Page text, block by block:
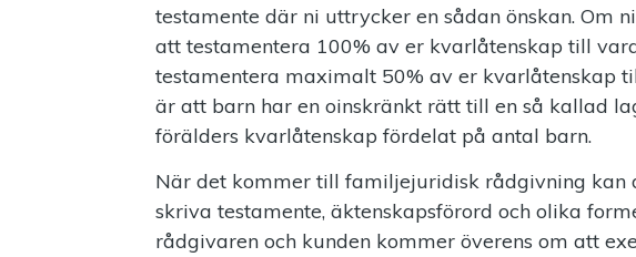
testamente där ni uttrycker en sådan önskan. Om
att testamentera 100% av er kvarlåtenskap till
testamentera maximalt 50% av er kvarlåtenskap
är att barn har en oinskränkt rätt till en så kallad
förälders kvarlåtenskap fördelat på antal barn.
När det kommer till familjejuridisk rådgivning kan
skriva testamente, äktenskapsförord och olika
rådgivaren och kunden kommer överens om att